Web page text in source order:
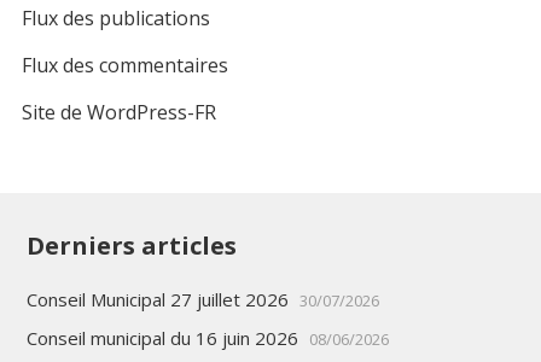
Flux des publications
Flux des commentaires
Site de WordPress-FR
Derniers articles
Conseil Municipal 27 juillet 2026 30/07/2026
Conseil municipal du 16 juin 2026 08/06/2026